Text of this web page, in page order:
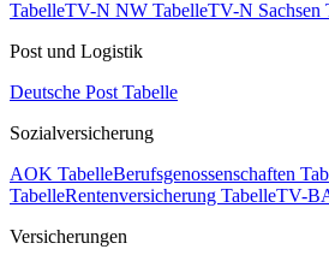
TabelleTV-N NW TabelleTV-N Sachsen
Post und Logistik
Deutsche Post Tabelle
Sozialversicherung
AOK TabelleBerufsgenossenschaften
TabelleRentenversicherung TabelleTV-
Versicherungen